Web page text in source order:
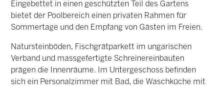
Eingebettet in einen geschützten Teil des Gartens
bietet der Poolbereich einen privaten Rahmen für
Sommertage und den Empfang von Gästen im Freien.
Natursteinböden, Fischgrätparkett im ungarischen
Verband und massgefertigte Schreinereinbauten
prägen die Innenräume. Im Untergeschoss befinden
sich ein Personalzimmer mit Bad, die Waschküche mit